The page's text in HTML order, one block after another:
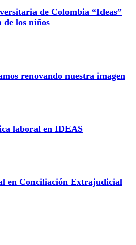
de Colombia “Ideas”
de los niños
renovando nuestra imagen
laboral en IDEAS
en Conciliación Extrajudicial